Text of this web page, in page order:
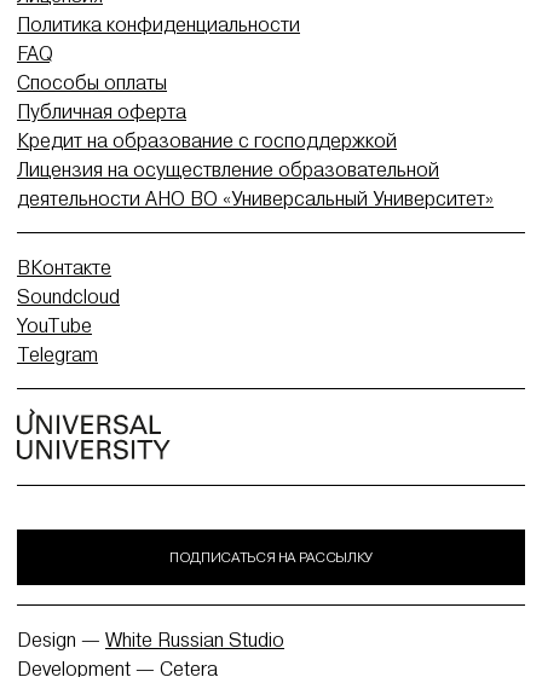
Политика конфиденциальности
FAQ
Способы оплаты
Публичная оферта
Кредит на образование с господдержкой
Лицензия на осуществление образовательной
деятельности АНО ВО «Универсальный Университет»
ВКонтакте
Soundcloud
YouTube
Telegram
ПОДПИСАТЬСЯ НА РАССЫЛКУ
Design — White Russian Studio
Development — Cetera